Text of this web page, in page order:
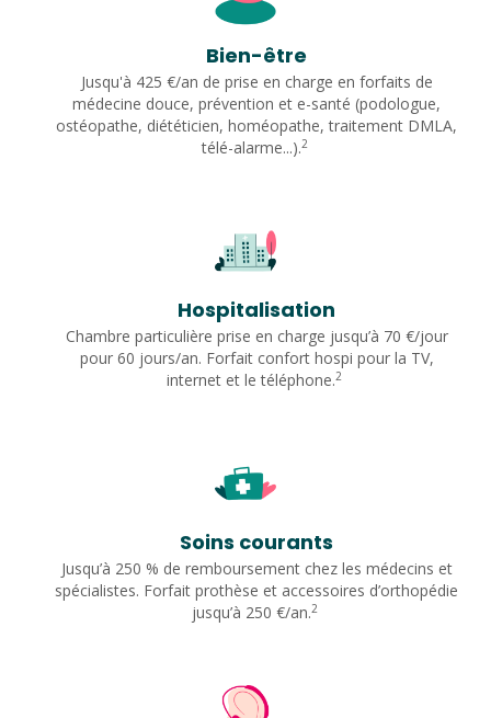
Bien-être
Jusqu'à 425 €/an de prise en charge en forfaits de
médecine douce, prévention et e-santé (podologue,
ostéopathe, diététicien, homéopathe, traitement DMLA,
télé-alarme...).2
Hospitalisation
Chambre particulière prise en charge jusqu’à 70 €/jour
pour 60 jours/an. Forfait confort hospi pour la TV,
internet et le téléphone.2
Soins courants
Jusqu’à 250 % de remboursement chez les médecins et
spécialistes. Forfait prothèse et accessoires d’orthopédie
jusqu’à 250 €/an.2